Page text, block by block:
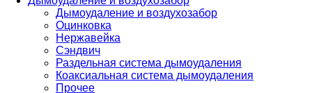
Дымоудаление и воздухозабор
Оцинковка
Нержавейка
Сэндвич
Раздельная система дымоудаления
Коаксиальная система дымоудаления
Прочее